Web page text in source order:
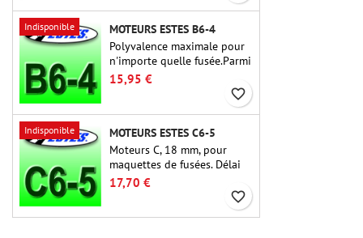
Indisponible
MOTEURS ESTES B6-4
Polyvalence maximale pour
n'importe quelle fusée.Parmi
les moteurs de fusée les plus
utilisés à ce jour, l'Estes B6-
4 est le moteur adapté à la
plus grande majorité des
fusées Estes et similaires.
15,95 €
favorite_border
Indisponible
MOTEURS ESTES C6-5
Moteurs C, 18 mm, pour
maquettes de fusées. Délai
de 5 secondes, pour les
fusées à un étage.
17,70 €
favorite_border